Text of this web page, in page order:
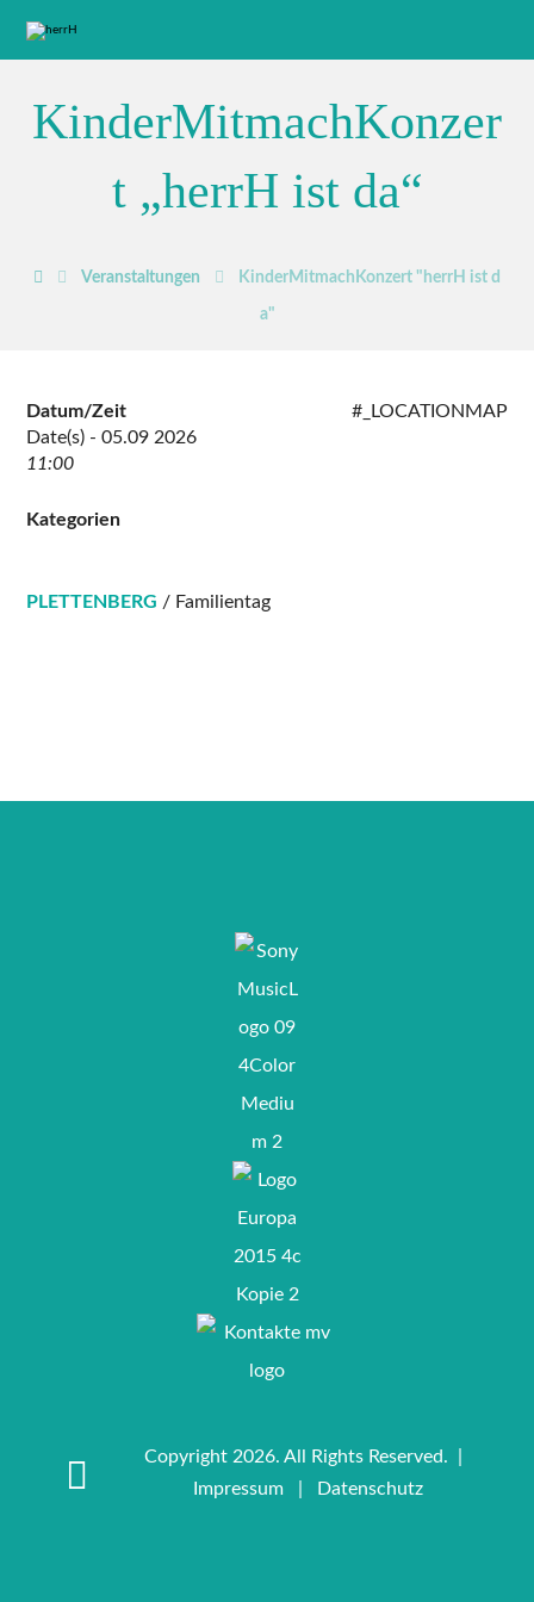
KinderMitmachKonzer
t „herrH ist da“
Veranstaltungen KinderMitmachKonzert "herrH ist d
a"
#_LOCATIONMAP
Datum/Zeit
Date(s) - 05.09 2026
11:00
Kategorien
PLETTENBERG / Familientag
Copyright 2026. All Rights Reserved. |
Impressum| Datenschutz